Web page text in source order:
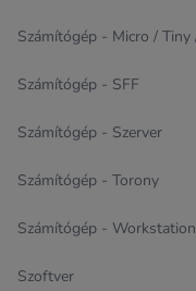
Számítógép - Micro /
Számítógép - SFF
Számítógép - Szerver
Számítógép - Torony
Számítógép - Workstation
Szoftver